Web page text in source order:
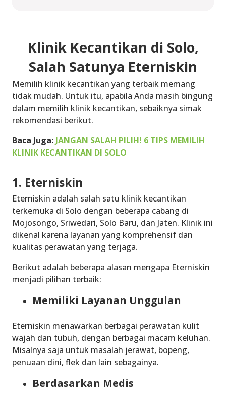
Klinik Kecantikan di Solo,
Salah Satunya Eterniskin
Memilih klinik kecantikan yang terbaik memang
tidak mudah. Untuk itu, apabila Anda masih bingung
dalam memilih klinik kecantikan, sebaiknya simak
rekomendasi berikut.
Baca Juga: JANGAN SALAH PILIH! 6 TIPS MEMILIH
KLINIK KECANTIKAN DI SOLO
1. Eterniskin
Eterniskin adalah salah satu klinik kecantikan
terkemuka di Solo dengan beberapa cabang di
Mojosongo, Sriwedari, Solo Baru, dan Jaten. Klinik ini
dikenal karena layanan yang komprehensif dan
kualitas perawatan yang terjaga.
Berikut adalah beberapa alasan mengapa Eterniskin
menjadi pilihan terbaik:
Memiliki Layanan Unggulan
Eterniskin menawarkan berbagai perawatan kulit
wajah dan tubuh, dengan berbagai macam keluhan.
Misalnya saja untuk masalah jerawat, bopeng,
penuaan dini, flek dan lain sebagainya.
Berdasarkan Medis